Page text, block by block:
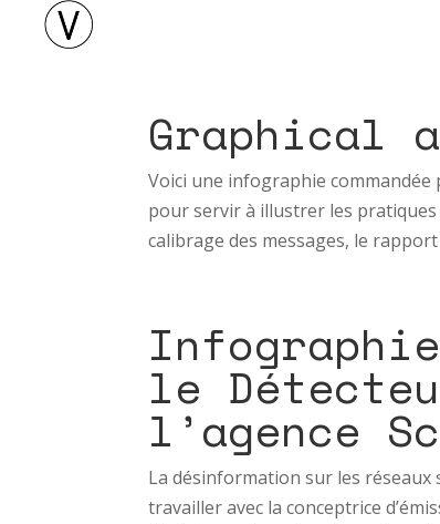
Graphical
Voici une infographie commandée
pour servir à illustrer les
calibrage des messages, le
le
l’agence
La désinformation sur les réseaux
travailler avec la conceptrice